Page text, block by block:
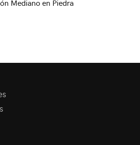
Mediano en Piedra